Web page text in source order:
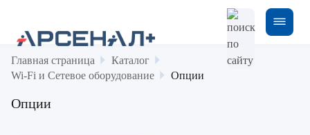
Главная страница
Каталог
Wi-Fi и Сетевое оборудование
Опции
Опции